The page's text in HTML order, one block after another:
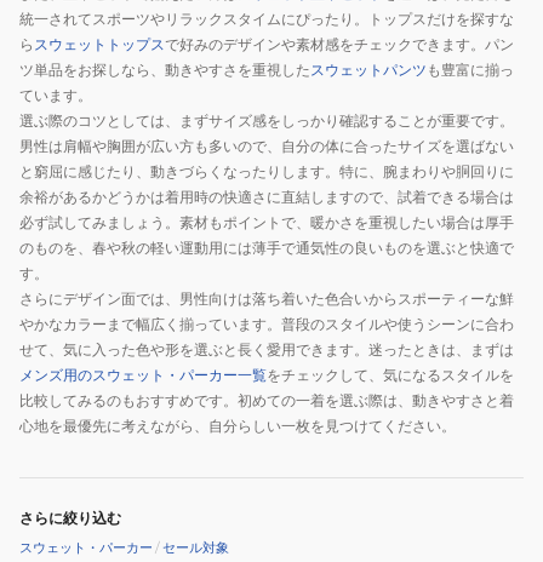
統一されてスポーツやリラックスタイムにぴったり。トップスだけを探すな
ら スウェットトップスで好みのデザインや素材感をチェックできます。パン
ツ単品をお探しなら、動きやすさを重視したスウェットパンツ も豊富に揃っ
ています。
選ぶ際のコツとしては、まずサイズ感をしっかり確認することが重要です。
男性は肩幅や胸囲が広い方も多いので、自分の体に合ったサイズを選ばない
と窮屈に感じたり、動きづらくなったりします。特に、腕まわりや胴回りに
余裕があるかどうかは着用時の快適さに直結しますので、試着できる場合は
必ず試してみましょう。素材もポイントで、暖かさを重視したい場合は厚手
のものを、春や秋の軽い運動用には薄手で通気性の良いものを選ぶと快適で
す。
さらにデザイン面では、男性向けは落ち着いた色合いからスポーティーな鮮
やかなカラーまで幅広く揃っています。普段のスタイルや使うシーンに合わ
せて、気に入った色や形を選ぶと長く愛用できます。迷ったときは、まずは
メンズ用のスウェット・パーカー一覧をチェックして、気になるスタイルを
比較してみるのもおすすめです。初めての一着を選ぶ際は、動きやすさと着
心地を最優先に考えながら、自分らしい一枚を見つけてください。
さらに絞り込む
スウェット・パーカー /セール対象